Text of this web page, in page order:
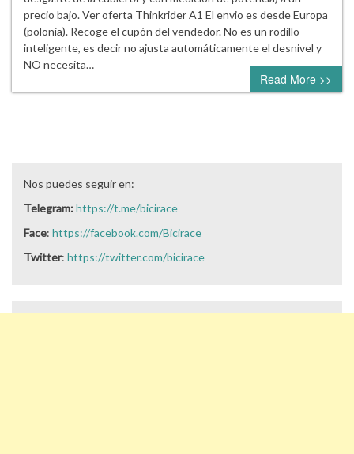
precio bajo. Ver oferta Thinkrider A1 El envio es desde Europa
(polonia). Recoge el cupón del vendedor. No es un rodillo
inteligente, es decir no ajusta automáticamente el desnivel y
NO necesita…
Read More >>
Nos puedes seguir en:
Telegram:https://t.me/bicirace
Face: https://facebook.com/Bicirace
Twitter: https://twitter.com/bicirace